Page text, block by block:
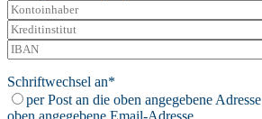
Schriftwechsel an*
per Post an die oben angegebene Adresse
oben angegebene Email-Adresse